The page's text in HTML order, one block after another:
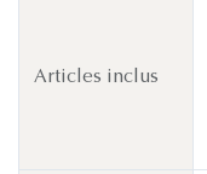
Articles inclus